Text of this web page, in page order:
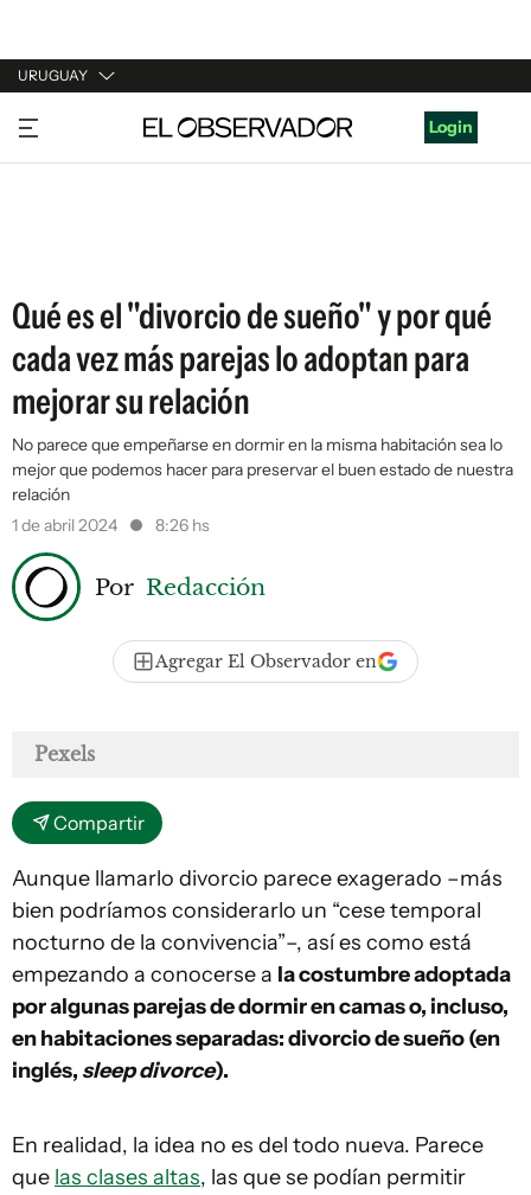
URUGUAY
URUGUAY
ARGENTINA
Login
Qué es el "divorcio de sueño" y por qué
cada vez más parejas lo adoptan para
mejorar su relación
No parece que empeñarse en dormir en la misma habitación sea lo
mejor que podemos hacer para preservar el buen estado de nuestra
relación
1 de abril 2024
8:26 hs
Por Redacción
Agregar El Observador en
Pexels
Compartir
Aunque llamarlo divorcio parece exagerado –más
bien podríamos considerarlo un “cese temporal
nocturno de la convivencia”–, así es como está
empezando a conocerse a la costumbre adoptada
por algunas parejas de dormir en camas o, incluso,
en habitaciones separadas: divorcio de sueño (en
inglés, sleep divorce).
En realidad, la idea no es del todo nueva. Parece
que las clases altas, las que se podían permitir